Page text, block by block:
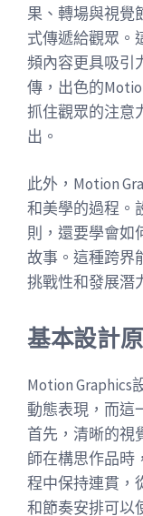
果、轉場與視覺
式傳遞給觀眾。
頻內容更具吸引
傳，出色的
抓住觀眾的注意
出。
此外，Motion
和美學的過程。
則，還要學會如
故事。這種跨界
挑戰性和發展潛
基本設計
Motion
動態表現，而這
首先，清晰的視
師在構思作品時
程中保持連貫，
和節奏安排可以